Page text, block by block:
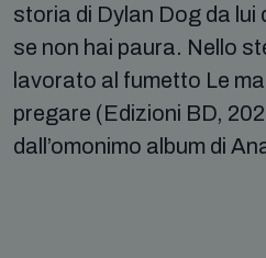
storia di Dylan Dog da
se non hai paura. Nello
lavorato al fumetto Le
pregare (Edizioni BD,
dall’omonimo album di